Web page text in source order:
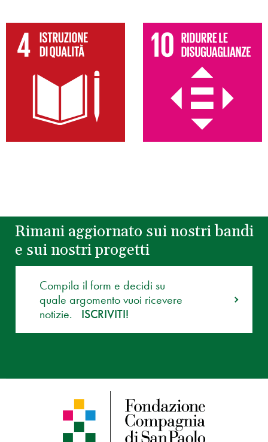
Rimani aggiornato sui nostri bandi
e sui nostri progetti
Compila il form e decidi su
quale argomento vuoi ricevere
notizie.
ISCRIVITI!